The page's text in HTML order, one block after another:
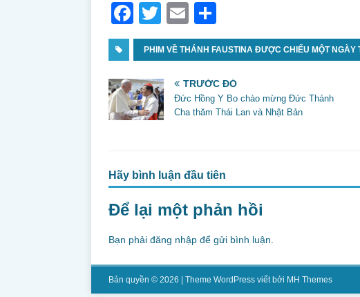
F
a
c
e
b
o
k
T
w
itt
er
E
m
ai
l
h
ar
e
PHIM VỀ THÁNH FAUSTINA ĐƯỢC CHIẾU MỘT NGÀY
TRƯỚC ĐÓ
Đức Hồng Y Bo chào mừng Đức Thánh
Cha thăm Thái Lan và Nhật Bản
Hãy bình luận đầu tiên
Để lại một phản hồi
Bạn phải đăng nhập để gửi bình luận.
Bản quyền © 2026 | Theme WordPress viết bởi MH Themes